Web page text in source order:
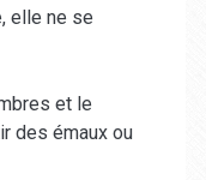
elle ne se
et le
des émaux ou